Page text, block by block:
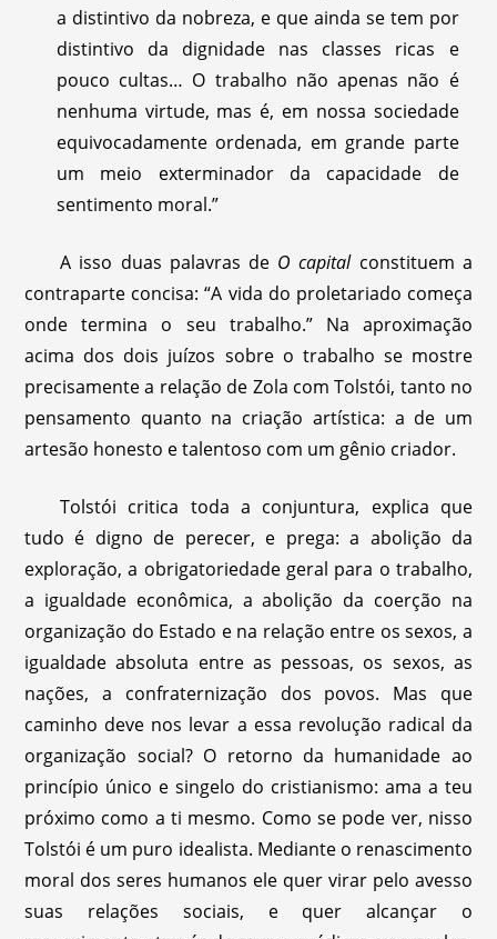
a distintivo da nobreza, e que ainda se tem por
distintivo da dignidade nas classes ricas e
pouco cultas… O trabalho não apenas não é
nenhuma virtude, mas é, em nossa sociedade
equivocadamente ordenada, em grande parte
um meio exterminador da capacidade de
sentimento moral.”
A isso duas palavras de O capitalconstituem a
contraparte concisa: “A vida do proletariado começa
onde termina o seu trabalho.” Na aproximação
acima dos dois juízos sobre o trabalho se mostre
precisamente a relação de Zola com Tolstói, tanto no
pensamento quanto na criação artística: a de um
artesão honesto e talentoso com um gênio criador.
Tolstói critica toda a conjuntura, explica que
tudo é digno de perecer, e prega: a abolição da
exploração, a obrigatoriedade geral para o trabalho,
a igualdade econômica, a abolição da coerção na
organização do Estado e na relação entre os sexos, a
igualdade absoluta entre as pessoas, os sexos, as
nações, a confraternização dos povos. Mas que
caminho deve nos levar a essa revolução radical da
organização social? O retorno da humanidade ao
princípio único e singelo do cristianismo: ama a teu
próximo como a ti mesmo. Como se pode ver, nisso
Tolstói é um puro idealista. Mediante o renascimento
moral dos seres humanos ele quer virar pelo avesso
suas relações sociais, e quer alcançar o